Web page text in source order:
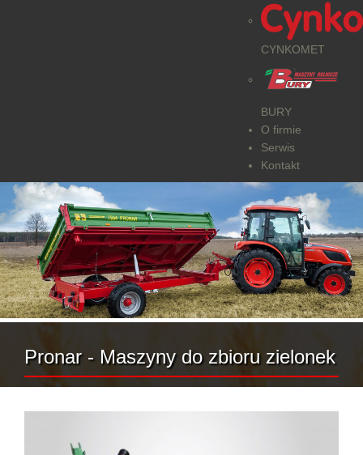
CYNKOMET
BURY
O firmie
Serwis
Kontakt
Pronar - Maszyny do zbioru zielonek